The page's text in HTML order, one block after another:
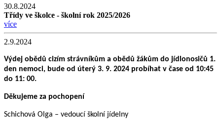
30.8.2024
Třídy ve školce - školní rok 2025/2026
více
2.9.2024
Výdej obědů cizím strávníkům a obědů žákům do jídlonosičů 1.
den nemoci, bude od úterý 3. 9. 2024 probíhat v čase od 10:45
do 11: 00.
Děkujeme za pochopení
Schichová Olga – vedoucí školní jídelny